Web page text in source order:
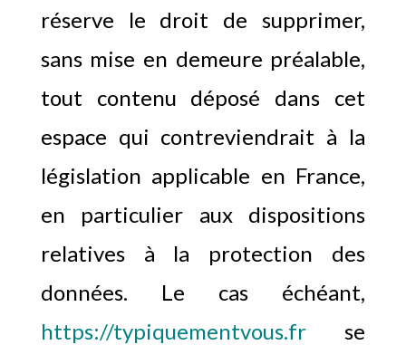
réserve le droit de supprimer,
sans mise en demeure préalable,
tout contenu déposé dans cet
espace qui contreviendrait à la
législation applicable en France,
en particulier aux dispositions
relatives à la protection des
données. Le cas échéant,
https://typiquementvous.frse